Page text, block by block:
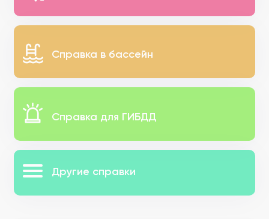
Справка в бассейн
Справка для ГИБДД
Другие справки